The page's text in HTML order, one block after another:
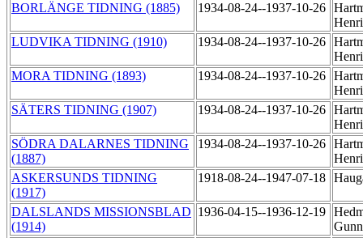
BORLÄNGE TIDNING (1885)
1934-08-24--1937-10-26
LUDVIKA TIDNING (1910)
1934-08-24--1937-10-26
MORA TIDNING (1893)
1934-08-24--1937-10-26
SÄTERS TIDNING (1907)
1934-08-24--1937-10-26
SÖDRA DALARNES TIDNING
(1887)
1934-08-24--1937-10-26
ASKERSUNDS TIDNING
(1917)
1918-08-24--1947-07-18
DALSLANDS MISSIONSBLAD
(1914)
1936-04-15--1936-12-19